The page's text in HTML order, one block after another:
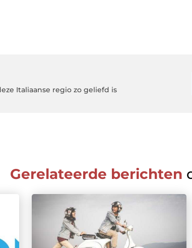
Italiaanse regio zo geliefd is
Gerelateerde berichten